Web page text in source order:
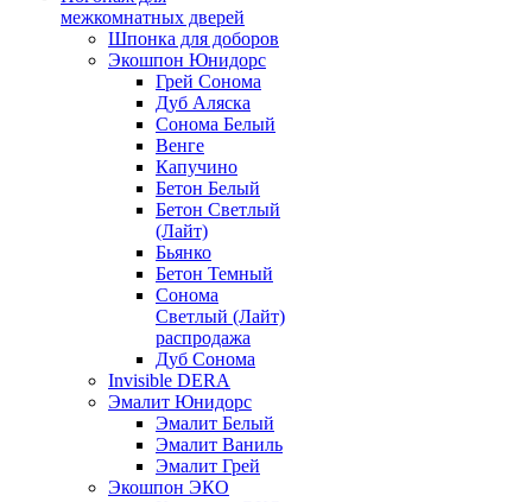
межкомнатных дверей
Шпонка для доборов
Экошпон Юнидорс
Грей Сонома
Дуб Аляска
Сонома Белый
Венге
Капучино
Бетон Белый
Бетон Светлый
(Лайт)
Бьянко
Бетон Темный
Сонома
Светлый (Лайт)
распродажа
Дуб Сонома
Invisible DERA
Эмалит Юнидорс
Эмалит Белый
Эмалит Ваниль
Эмалит Грей
Экошпон ЭКО